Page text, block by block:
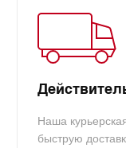
Наша
быструю